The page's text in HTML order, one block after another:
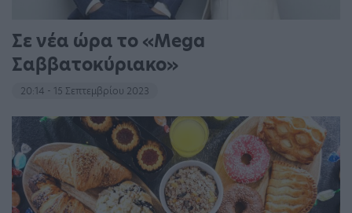
Σε νέα ώρα το «Mega
Σαββατοκύριακο»
20:14 - 15 Σεπτεμβρίου 2023